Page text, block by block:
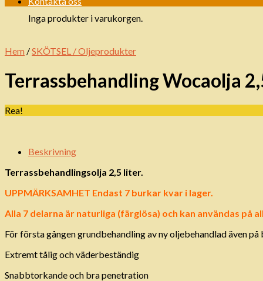
Inga produkter i varukorgen.
Hem /SKÖTSEL / Oljeprodukter
Terrassbehandling Wocaolja
Rea!
Beskrivning
Terrassbehandlingsolja 2,5 liter.
UPPMÄRKSAMHET Endast 7 burkar kvar i lager.
Alla 7 delarna är naturliga (färglösa) och kan användas på
För första gången grundbehandling av ny oljebehandlad även
Extremt tålig och väderbeständig
Snabbtorkande och bra penetration